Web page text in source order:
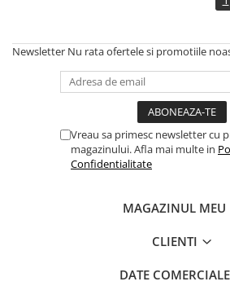
Newsletter Nu rata ofertele si promotiile
Vreau sa primesc newsletter cu
magazinului. Afla mai multe in
Confidentialitate
MAGAZINUL MEU
CLIENTI
DATE COMERCIALE